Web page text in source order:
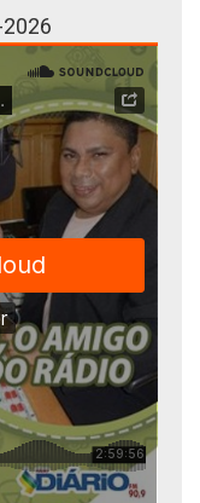
2026